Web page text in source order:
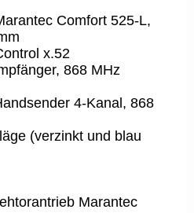
Comfort 525-L,
x.52
868 MHz
4-Kanal, 868
(verzinkt und blau
Marantec